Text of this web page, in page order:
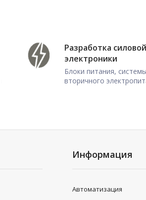
Разработка силовой
электроники
Блоки питания, системы
вторичного
Информация
Автоматизация